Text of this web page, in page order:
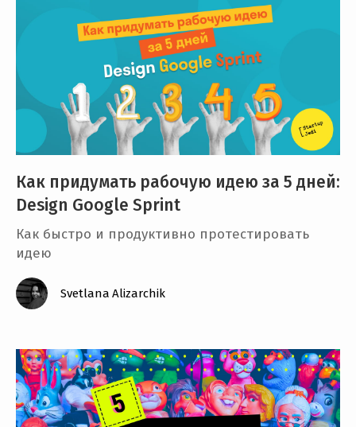
Как придумать рабочую идею за 5 дней:
Design Google Sprint
Как быстро и продуктивно протестировать
идею
Svetlana Alizarchik